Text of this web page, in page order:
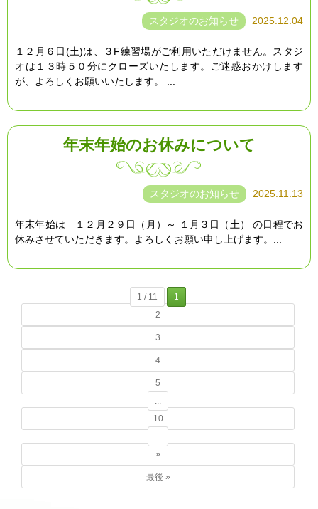
スタジオのお知らせ 2025.12.04
１２月６日(土)は、３F練習場がご利用いただけません。スタジ
オは１３時５０分にクローズいたします。ご迷惑おかけします
が、よろしくお願いいたします。 ...
年末年始のお休みについて
スタジオのお知らせ 2025.11.13
年末年始は １２月２９日（月）～ １月３日（土） の日程でお
休みさせていただきます。よろしくお願い申し上げます。...
1 / 11
1
2
3
4
5
...
10
...
»
最後 »